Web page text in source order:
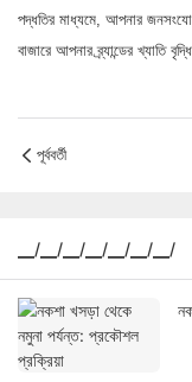
পদ্ধতির মাধ্যমে, আপনার
বাজারে আপনার ব্র্যান্ডের খ্যাতি
পূর্ববর্তী
▁/▁/▁/▁/▁/▁/▁/